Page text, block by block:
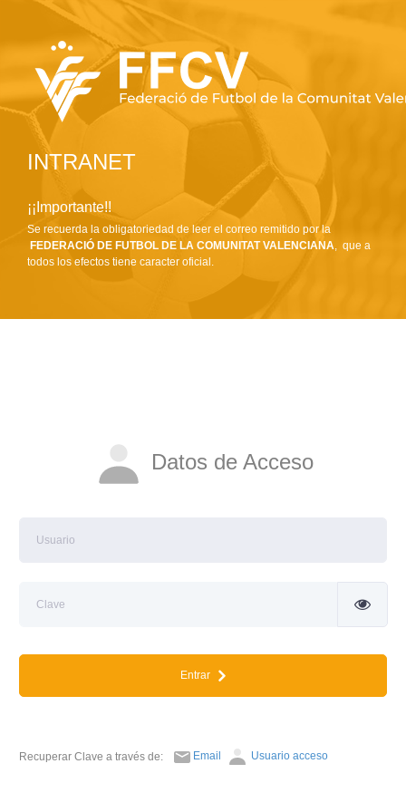
INTRANET
¡¡Importante!!
Se recuerda la obligatoriedad de leer el correo remitido por la
FEDERACIÓ DE FUTBOL DE LA COMUNITAT VALENCIANA, que a
todos los efectos tiene caracter oficial.
Datos de Acceso
Entrar
Recuperar Clave a través de: Email Usuario acceso